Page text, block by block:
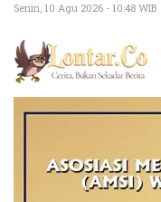
Senin, 10 Agu 2026 - 10:48 WIB